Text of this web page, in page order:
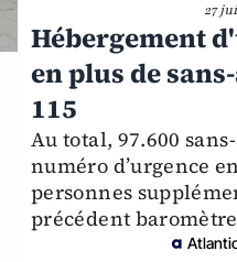
27
Hébergement
en plus de
115
Au total, 97.600
numéro d’urgence
personnes
précédent